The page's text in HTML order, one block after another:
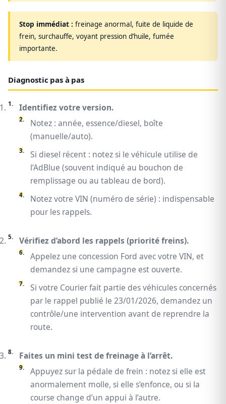
Stop immédiat : freinage anormal, fuite de liquide de
frein, surchauffe, voyant pression d’huile, fumée
importante.
Diagnostic pas à pas
Identifiez votre version.
Notez : année, essence/diesel, boîte
(manuelle/auto).
Si diesel récent : notez si le véhicule utilise de
l’AdBlue (souvent indiqué au bouchon de
remplissage ou au tableau de bord).
Notez votre VIN (numéro de série) : indispensable
pour les rappels.
Vérifiez d’abord les rappels (priorité freins).
Appelez une concession Ford avec votre VIN, et
demandez si une campagne est ouverte.
Si votre Courier fait partie des véhicules concernés
par le rappel publié le 23/01/2026, demandez un
contrôle/une intervention avant de reprendre la
route.
Faites un mini test de freinage à l’arrêt.
Appuyez sur la pédale de frein : notez si elle est
anormalement molle, si elle s’enfonce, ou si la
course change d’un appui à l’autre.